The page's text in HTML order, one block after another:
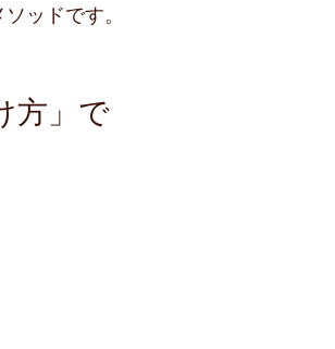
ッドです。
方」で